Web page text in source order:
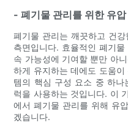
- 폐기물 관리를 위한 유
폐기물 관리는 깨끗하고 건
측면입니다. 효율적인 폐기
속 가능성에 기여할 뿐만 아
하게 유지하는 데에도 도움
템의 핵심 구성 요소 중 하나
럭을 사용하는 것입니다. 이
에서 폐기물 관리를 위해 유
겠습니다.